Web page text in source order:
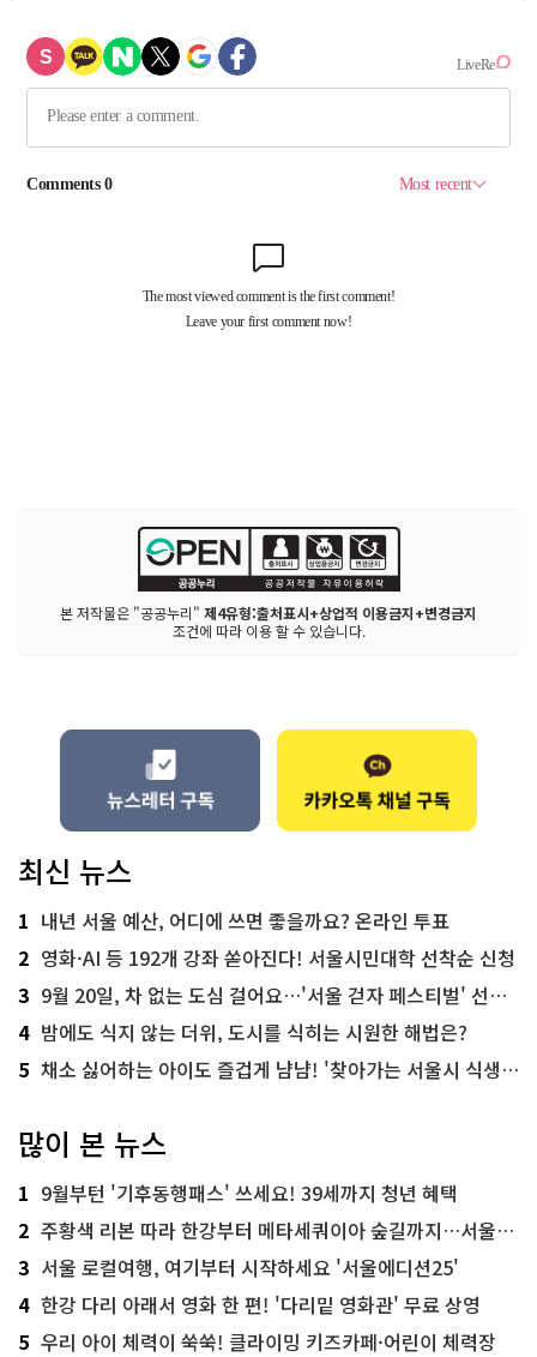
본 저작물은 "공공누리" 제4유형:출처표시+상업적 이용금지+변경금지
조건에 따라 이용 할 수 있습니다.
최신 뉴스
1 내년 서울 예산, 어디에 쓰면 좋을까요? 온라인 투표
2 영화·AI 등 192개 강좌 쏟아진다! 서울시민대학 선착순 신청
3 9월 20일, 차 없는 도심 걸어요…'서울 걷자 페스티벌' 선착순 5천명
4 밤에도 식지 않는 더위, 도시를 식히는 시원한 해법은?
5 채소 싫어하는 아이도 즐겁게 냠냠! '찾아가는 서울시 식생활 교육' 현장
많이 본 뉴스
1 9월부턴 '기후동행패스' 쓰세요! 39세까지 청년 혜택
2 주황색 리본 따라 한강부터 메타세쿼이아 숲길까지…서울둘레길 15코스
3 서울 로컬여행, 여기부터 시작하세요 '서울에디션25'
4 한강 다리 아래서 영화 한 편! '다리밑 영화관' 무료 상영
5 우리 아이 체력이 쑥쑥! 클라이밍 키즈카페·어린이 체력장